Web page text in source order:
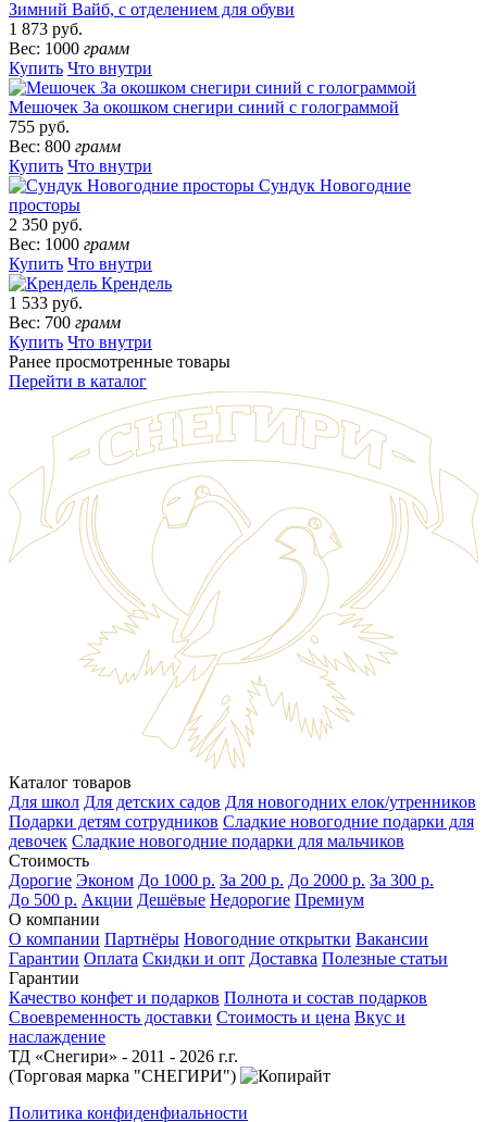
Зимний Вайб, с отделением для обуви
1 873 руб.
Вес: 1000 грамм
Купить Что внутри
Мешочек За окошком снегири синий с голограммой
755 руб.
Вес: 800 грамм
Купить Что внутри
Сундук Новогодние
просторы
2 350 руб.
Вес: 1000 грамм
Купить Что внутри
Крендель
1 533 руб.
Вес: 700 грамм
Купить Что внутри
Ранее просмотренные товары
Перейти в каталог
Каталог товаров
Для школ Для детских садов Для новогодних елок/утренников
Подарки детям сотрудников Сладкие новогодние подарки для
девочек Сладкие новогодние подарки для мальчиков
Стоимость
Дорогие Эконом До 1000 р. За 200 р. До 2000 р. За 300 р.
До 500 р. Акции Дешёвые Недорогие Премиум
О компании
О компании Партнёры Новогодние открытки Вакансии
Гарантии Оплата Скидки и опт Доставка Полезные статьи
Гарантии
Качество конфет и подарков Полнота и состав подарков
Своевременность доставки Стоимость и цена Вкус и
наслаждение
ТД «Снегири» - 2011 - 2026 г.г.
(Торговая марка "СНЕГИРИ")
Политика конфиденфиальности